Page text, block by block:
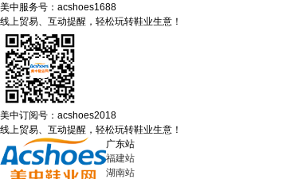
美中服务号：acshoes1688
线上贸易、互动提醒，轻松玩转鞋业生意！
美中订阅号：acshoes2018
线上贸易、互动提醒，轻松玩转鞋业生意！
广东站
福建站
湖南站